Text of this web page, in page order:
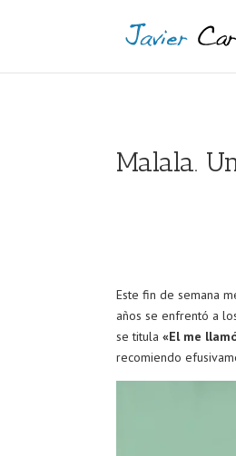
Malala.
Este fin de semana
años se enfrentó a
se titula «El me
recomiendo